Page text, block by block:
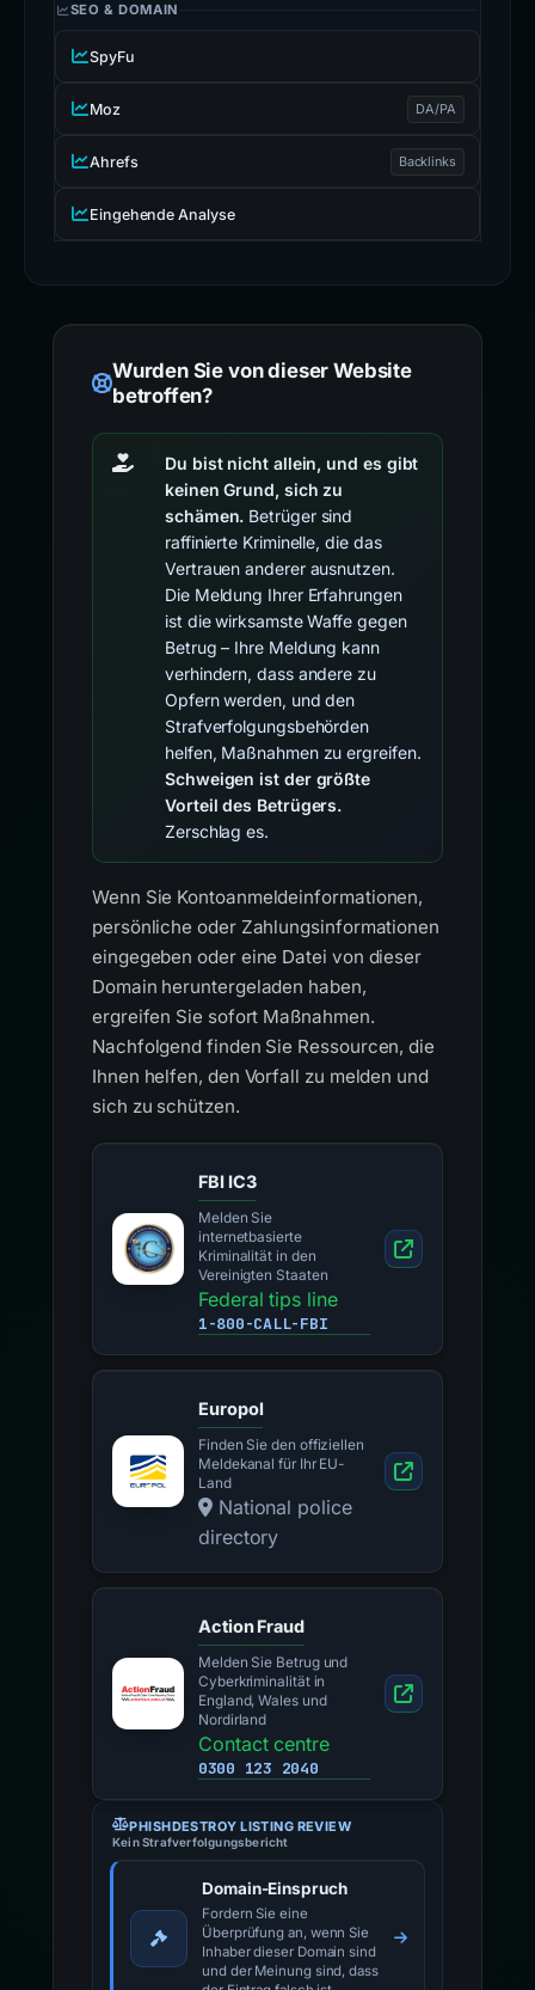
SEO & DOMAIN
SpyFu
Moz DA/PA
Ahrefs Backlinks
Eingehende Analyse
Wurden Sie von dieser Website
betroffen?
Du bist nicht allein, und es gibt
keinen Grund, sich zu
schämen. Betrüger sind
raffinierte Kriminelle, die das
Vertrauen anderer ausnutzen.
Die Meldung Ihrer Erfahrungen
ist die wirksamste Waffe gegen
Betrug – Ihre Meldung kann
verhindern, dass andere zu
Opfern werden, und den
Strafverfolgungsbehörden
helfen, Maßnahmen zu ergreifen.
Schweigen ist der größte
Vorteil des Betrügers.
Zerschlag es.
Wenn Sie Kontoanmeldeinformationen,
persönliche oder Zahlungsinformationen
eingegeben oder eine Datei von dieser
Domain heruntergeladen haben,
ergreifen Sie sofort Maßnahmen.
Nachfolgend finden Sie Ressourcen, die
Ihnen helfen, den Vorfall zu melden und
sich zu schützen.
FBI IC3
Melden Sie
internetbasierte
Kriminalität in den
Vereinigten Staaten
Federal tips line
1-800-CALL-FBI
Europol
Finden Sie den offiziellen
Meldekanal für Ihr EU-
Land
National police
directory
Action Fraud
Melden Sie Betrug und
Cyberkriminalität in
England, Wales und
Nordirland
Contact centre
0300 123 2040
PHISHDESTROY LISTING REVIEW
Kein Strafverfolgungsbericht
Domain-Einspruch
Fordern Sie eine
Überprüfung an, wenn Sie
Inhaber dieser Domain sind
und der Meinung sind, dass